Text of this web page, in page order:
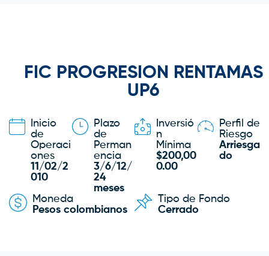
FIC PROGRESION RENTAMAS
UP6
Inicio
de
Operaci
ones
11/02/2
010
Plazo
de
Perman
encia
3/6/12/
24
meses
Inversió
n
Mínima
$200,00
0.00
Perfil de
Riesgo
Arriesga
do
Moneda
Pesos colombianos
Tipo de Fondo
Cerrado